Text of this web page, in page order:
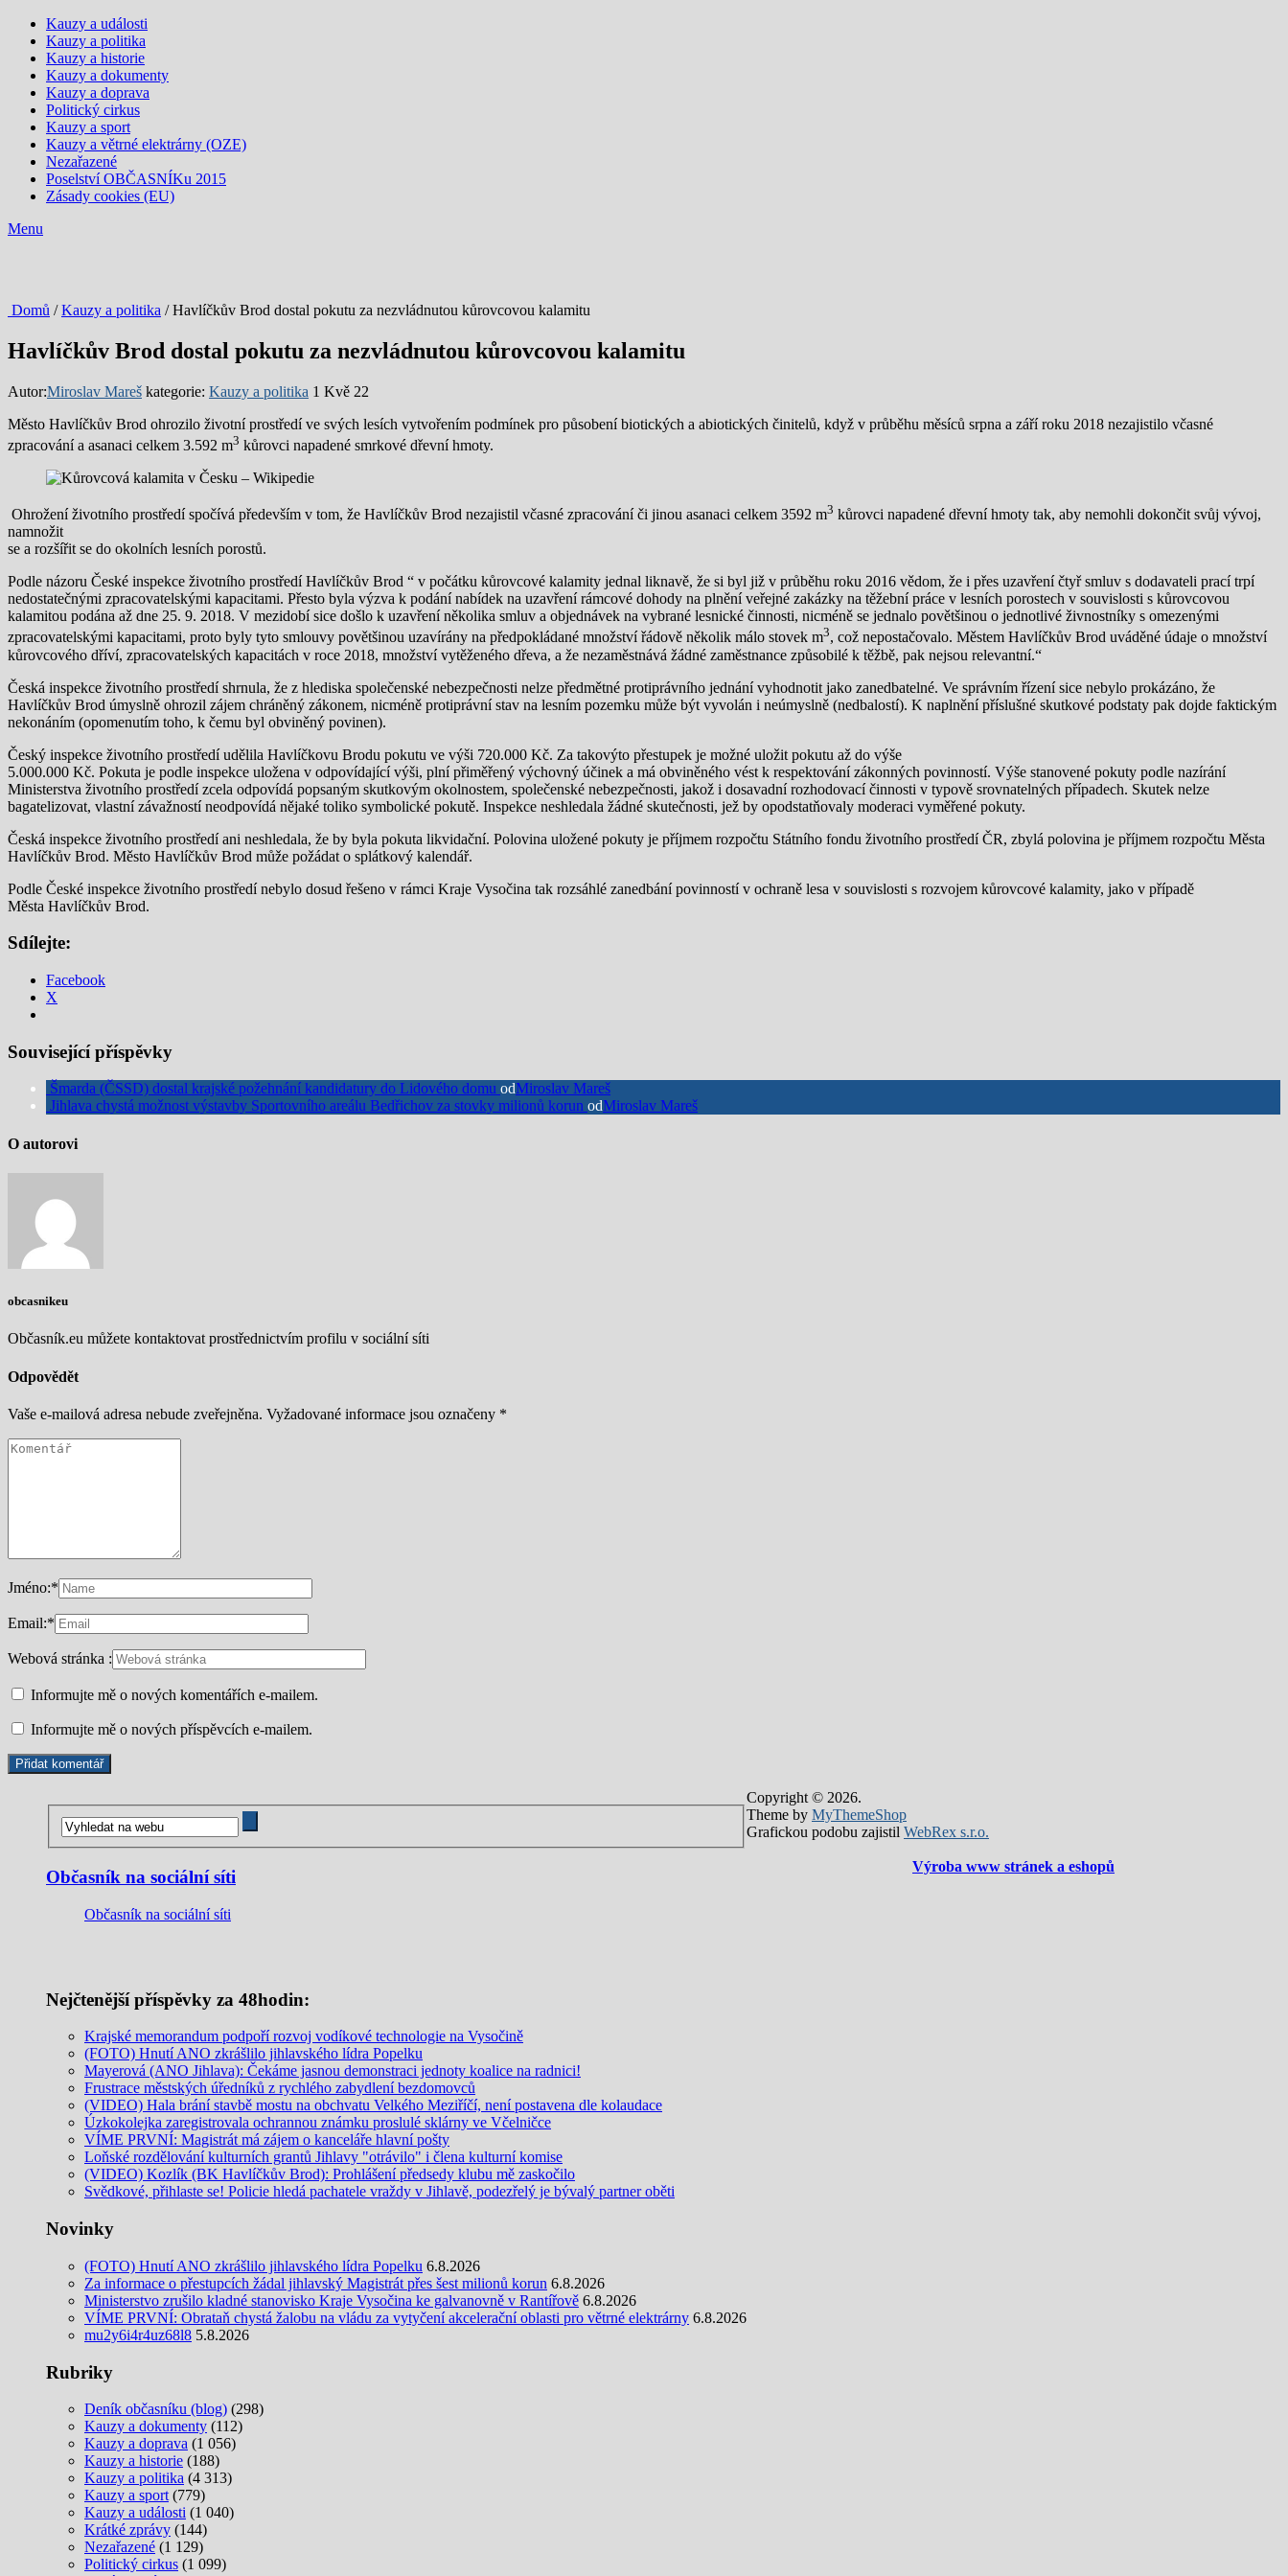
Kauzy a události
Kauzy a politika
Kauzy a historie
Kauzy a dokumenty
Kauzy a doprava
Politický cirkus
Kauzy a sport
Kauzy a větrné elektrárny (OZE)
Nezařazené
Poselství OBČASNÍKu 2015
Zásady cookies (EU)
Menu
Domů /Kauzy a politika / Havlíčkův Brod dostal pokutu za nezvládnutou kůrovcovou kalamitu
Havlíčkův Brod dostal pokutu za nezvládnutou kůrovcovou kalamitu
Autor:Miroslav Mareš kategorie: Kauzy a politika 1 Kvě 22
Město Havlíčkův Brod ohrozilo životní prostředí ve svých lesích vytvořením podmínek pro působení biotických a abiotických činitelů, když v průběhu měsíců srpna a září roku 2018 nezajistilo včasné
zpracování a asanaci celkem 3.592 m3 kůrovci napadené smrkové dřevní hmoty.
Ohrožení životního prostředí spočívá především v tom, že Havlíčkův Brod nezajistil včasné zpracování či jinou asanaci celkem 3592 m3 kůrovci napadené dřevní hmoty tak, aby nemohli dokončit svůj vývoj,
namnožit
se a rozšířit se do okolních lesních porostů.
Podle názoru České inspekce životního prostředí Havlíčkův Brod “ v počátku kůrovcové kalamity jednal liknavě, že si byl již v průběhu roku 2016 vědom, že i přes uzavření čtyř smluv s dodavateli prací trpí
nedostatečnými zpracovatelskými kapacitami. Přesto byla výzva k podání nabídek na uzavření rámcové dohody na plnění veřejné zakázky na těžební práce v lesních porostech v souvislosti s kůrovcovou
kalamitou podána až dne 25. 9. 2018. V mezidobí sice došlo k uzavření několika smluv a objednávek na vybrané lesnické činnosti, nicméně se jednalo povětšinou o jednotlivé živnostníky s omezenými
zpracovatelskými kapacitami, proto byly tyto smlouvy povětšinou uzavírány na předpokládané množství řádově několik málo stovek m3, což nepostačovalo. Městem Havlíčkův Brod uváděné údaje o množství
kůrovcového dříví, zpracovatelských kapacitách v roce 2018, množství vytěženého dřeva, a že nezaměstnává žádné zaměstnance způsobilé k těžbě, pak nejsou relevantní.“
Česká inspekce životního prostředí shrnula, že z hlediska společenské nebezpečnosti nelze předmětné protiprávního jednání vyhodnotit jako zanedbatelné. Ve správním řízení sice nebylo prokázáno, že
Havlíčkův Brod úmyslně ohrozil zájem chráněný zákonem, nicméně protiprávní stav na lesním pozemku může být vyvolán i neúmyslně (nedbalostí). K naplnění příslušné skutkové podstaty pak dojde faktickým
nekonáním (opomenutím toho, k čemu byl obviněný povinen).
Český inspekce životního prostředí udělila Havlíčkovu Brodu pokutu ve výši 720.000 Kč. Za takovýto přestupek je možné uložit pokutu až do výše
5.000.000 Kč. Pokuta je podle inspekce uložena v odpovídající výši, plní přiměřený výchovný účinek a má obviněného vést k respektování zákonných povinností. Výše stanovené pokuty podle nazírání
Ministerstva životního prostředí zcela odpovídá popsaným skutkovým okolnostem, společenské nebezpečnosti, jakož i dosavadní rozhodovací činnosti v typově srovnatelných případech. Skutek nelze
bagatelizovat, vlastní závažností neodpovídá nějaké toliko symbolické pokutě. Inspekce neshledala žádné skutečnosti, jež by opodstatňovaly moderaci vyměřené pokuty.
Česká inspekce životního prostředí ani neshledala, že by byla pokuta likvidační. Polovina uložené pokuty je příjmem rozpočtu Státního fondu životního prostředí ČR, zbylá polovina je příjmem rozpočtu Města
Havlíčkův Brod. Město Havlíčkův Brod může požádat o splátkový kalendář.
Podle České inspekce životního prostředí nebylo dosud řešeno v rámci Kraje Vysočina tak rozsáhlé zanedbání povinností v ochraně lesa v souvislosti s rozvojem kůrovcové kalamity, jako v případě
Města Havlíčkův Brod.
Sdílejte:
Facebook
X
Související příspěvky
Šmarda (ČSSD) dostal krajské požehnání kandidatury do Lidového domu odMiroslav Mareš
Jihlava chystá možnost výstavby Sportovního areálu Bedřichov za stovky milionů korun odMiroslav Mareš
O autorovi
obcasnikeu
Občasník.eu můžete kontaktovat prostřednictvím profilu v sociální síti
Odpovědět
Vaše e-mailová adresa nebude zveřejněna. Vyžadované informace jsou označeny *
Jméno:*
Email:*
Webová stránka :
Informujte mě o nových komentářích e-mailem.
Informujte mě o nových příspěvcích e-mailem.
Občasník na sociální síti
Občasník na sociální síti
Nejčtenější příspěvky za 48hodin:
Krajské memorandum podpoří rozvoj vodíkové technologie na Vysočině
(FOTO) Hnutí ANO zkrášlilo jihlavského lídra Popelku
Mayerová (ANO Jihlava): Čekáme jasnou demonstraci jednoty koalice na radnici!
Frustrace městských úředníků z rychlého zabydlení bezdomovců
(VIDEO) Hala brání stavbě mostu na obchvatu Velkého Meziříčí, není postavena dle kolaudace
Úzkokolejka zaregistrovala ochrannou známku proslulé sklárny ve Včelničce
VÍME PRVNÍ: Magistrát má zájem o kanceláře hlavní pošty
Loňské rozdělování kulturních grantů Jihlavy "otrávilo" i člena kulturní komise
(VIDEO) Kozlík (BK Havlíčkův Brod): Prohlášení předsedy klubu mě zaskočilo
Svědkové, přihlaste se! Policie hledá pachatele vraždy v Jihlavě, podezřelý je bývalý partner oběti
Novinky
(FOTO) Hnutí ANO zkrášlilo jihlavského lídra Popelku 6.8.2026
Za informace o přestupcích žádal jihlavský Magistrát přes šest milionů korun 6.8.2026
Ministerstvo zrušilo kladné stanovisko Kraje Vysočina ke galvanovně v Rantířově 6.8.2026
VÍME PRVNÍ: Obrataň chystá žalobu na vládu za vytyčení akcelerační oblasti pro větrné elektrárny 6.8.2026
mu2y6i4r4uz68l8 5.8.2026
Rubriky
Deník občasníku (blog) (298)
Kauzy a dokumenty (112)
Kauzy a doprava (1 056)
Kauzy a historie (188)
Kauzy a politika (4 313)
Kauzy a sport (779)
Kauzy a události (1 040)
Krátké zprávy (144)
Nezařazené (1 129)
Politický cirkus (1 099)
Copyright © 2026.
Theme by MyThemeShop
Grafickou podobu zajistil WebRex s.r.o.
Výroba www stránek a eshopů